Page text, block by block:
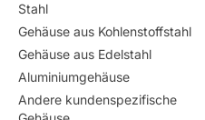
Stahl
Gehäuse aus Kohlenstoffstahl
Gehäuse aus Edelstahl
Aluminiumgehäuse
Andere kundenspezifische